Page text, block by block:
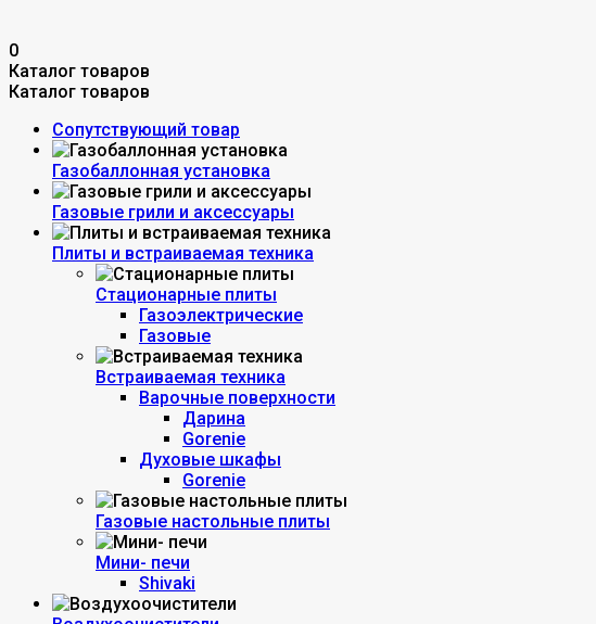
0
Каталог товаров
Каталог товаров
Сопутствующий товар
Газобаллонная установка
Газовые грили и аксессуары
Плиты и встраиваемая техника
Стационарные плиты
Газоэлектрические
Газовые
Встраиваемая техника
Варочные поверхности
Дарина
Gorenie
Духовые шкафы
Gorenie
Газовые настольные плиты
Мини- печи
Shivaki